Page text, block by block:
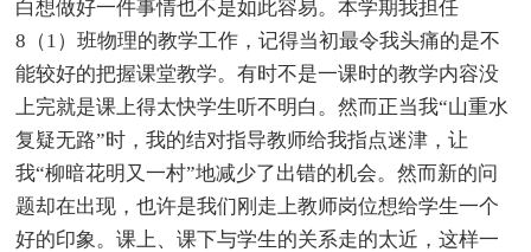
白想做好一件事情也不是如此容易。本学期我担任
8（1）班物理的教学工作，记得当初最令我头痛的是不
能较好的把握课堂教学。有时不是一课时的教学内容没
上完就是课上得太快学生听不明白。然而正当我“山重水
复疑无路”时，我的结对指导教师给我指点迷津，让
我“柳暗花明又一村”地减少了出错的机会。然而新的问
题却在出现，也许是我们刚走上教师岗位想给学生一个
好的印象。课上、课下与学生的关系走的太近，这样一